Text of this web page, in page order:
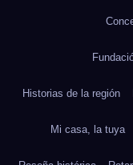
Historias de la región
Mi casa, la tuya